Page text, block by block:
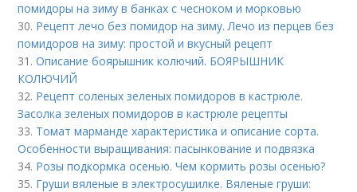
помидоры на зиму в банках с чесноком и морковью
30. Рецепт лечо без помидор на зиму. Лечо из перцев без
помидоров на зиму: простой и вкусный рецепт
31.Описание боярышник колючий. БОЯРЫШНИК
КОЛЮЧИЙ
32. Рецепт соленых зеленых помидоров в кастрюле.
Засолка зеленых помидоров в кастрюле рецепты
33. Томат марманде характеристика и описание сорта.
Особенности выращивания: пасынкование и подвязка
34. Розы подкормка осенью. Чем кормить розы осенью?
35. Груши вяленые в электросушилке. Вяленые груши: